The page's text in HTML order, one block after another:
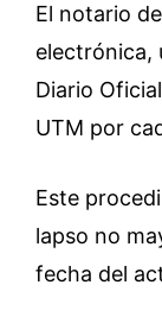
El notario
electrónica,
Diario
UTM por
Este
lapso no
fecha del